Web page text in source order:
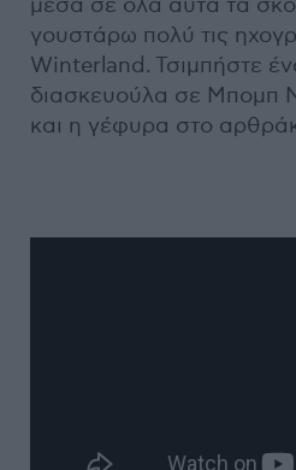
μέσα σε όλα αυτά τα
γουστάρω πολύ τις
Winterland. Τσιμπήστε
διασκευούλα σε Μπομπ
και η γέφυρα στο